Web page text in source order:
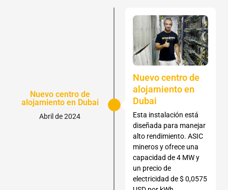
Nuevo centro de
alojamiento en Dubai
Abril de 2024
Nuevo centro de
alojamiento en
Dubai
Esta instalación está
diseñada para manejar
alto rendimiento. ASIC
mineros y ofrece una
capacidad de 4 MW y
un precio de
electricidad de $ 0,0575